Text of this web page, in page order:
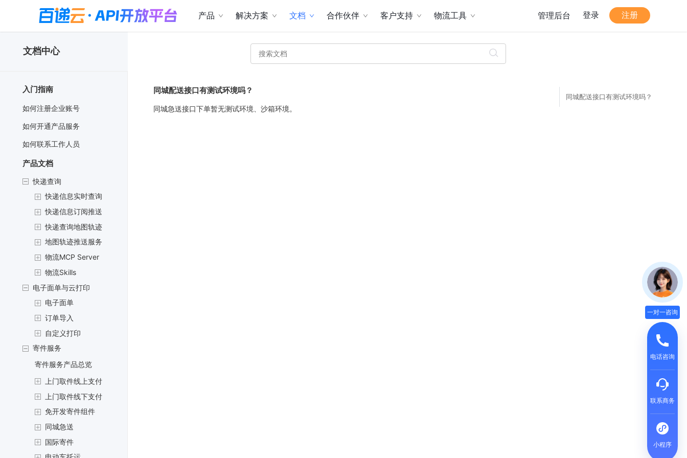
产品 解决方案 文档 合作伙伴 客户支持 物流工具 管理后台 登录 注册
文档中心
入门指南
如何注册企业账号
如何开通产品服务
如何联系工作人员
产品文档
快递查询
快递信息实时查询
快递信息订阅推送
快递查询地图轨迹
地图轨迹推送服务
物流MCP Server
物流Skills
电子面单与云打印
电子面单
订单导入
自定义打印
寄件服务
寄件服务产品总览
上门取件线上支付
上门取件线下支付
免开发寄件组件
同城急送
国际寄件
同城配送接口有测试环境吗？
同城急送接口下单暂无测试环境、沙箱环境。
同城配送接口有测试环境吗？
一对一咨询
电话咨询
联系商务
小程序